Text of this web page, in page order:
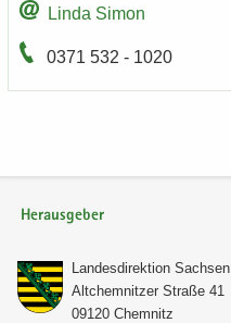
Linda Simon
0371 532 - 1020
Herausgeber
Lan­des­di­rek­ti­on Sach­sen
Alt­chem­nit­zer Stra­ße 41
09120 Chem­nitz